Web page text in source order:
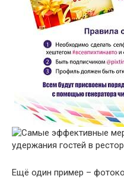
Ещё один пример –